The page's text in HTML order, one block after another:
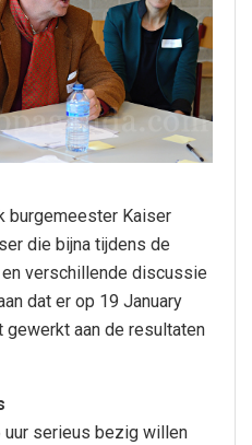
burgemeester Kaiser
die bijna tijdens de
verschillende discussie
dat er op 19 January
aan de resultaten
serieus bezig willen